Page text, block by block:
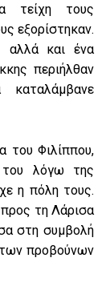
τείχη τους
εξορίστηκαν.
αλλά και ένα
περιήλθαν
του Φιλίππου,
του λόγω της
η πόλη τους.
προς τη Λάρισα
στη συμβολή
των προβούνων